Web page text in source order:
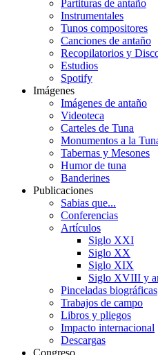
Partituras de antaño
Instrumentales
Tunos compositores
Canciones de antaño
Recopilatorios y
Estudios
Spotify
Imágenes
Imágenes de antaño
Videoteca
Carteles de Tuna
Monumentos a la
Tabernas y Mesones
Humor de tuna
Banderines
Publicaciones
Sabias que...
Conferencias
Artículos
Siglo XXI
Siglo XX
Siglo XIX
Siglo XVIII y
Pinceladas biográficas
Trabajos de campo
Libros y pliegos
Impacto internacional
Descargas
Congreso